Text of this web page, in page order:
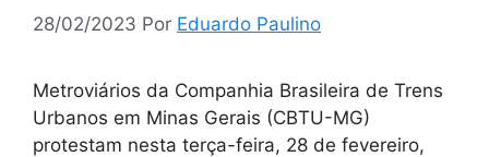
28/02/2023 Por Eduardo Paulino
Metroviários da Companhia Brasileira de Trens
Urbanos em Minas Gerais (CBTU-MG)
protestam nesta terça-feira, 28 de fevereiro,